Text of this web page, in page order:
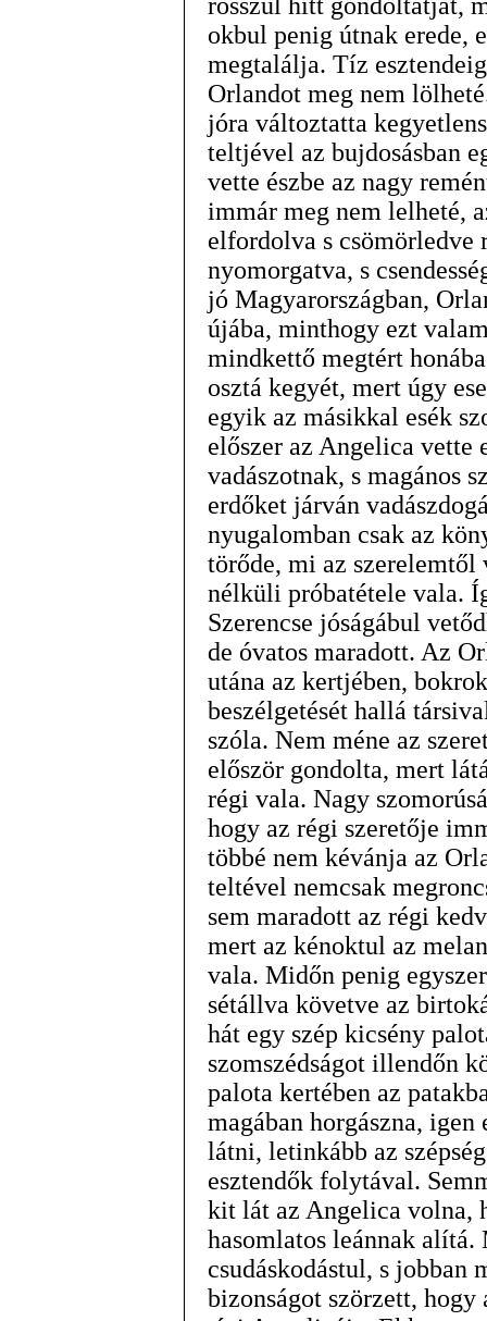
okbul penig útnak erede,
megtalálja. Tíz
Orlandot meg nem
jóra változtatta
teltjével az bujdosásban
vette észbe az nagy
immár meg nem lelheté,
elfordolva s csömörledve
nyomorgatva, s
jó Magyarországban,
újába, minthogy ezt
mindkettő megtért
osztá kegyét, mert úgy
egyik az másikkal esék
előszer az Angelica vette
vadászotnak, s magános
erdőket járván
nyugalomban csak az
törőde, mi az szerelemtől
nélküli próbatétele vala.
Szerencse jóságábul
de óvatos maradott. Az
utána az kertjében,
beszélgetését hallá
szóla. Nem méne az
először gondolta, mert
régi vala. Nagy
hogy az régi szeretője
többé nem kévánja az
teltével nemcsak
sem maradott az régi
mert az kénoktul az
vala. Midőn penig
sétállva követve az
hát egy szép kicsény
szomszédságot illendőn
palota kertében az
magában horgászna,
látni, letinkább az
esztendők folytával.
kit lát az Angelica volna,
hasomlatos leánnak
csudáskodástul, s jobban
bizonságot szörzett, hogy